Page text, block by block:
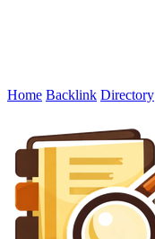
Home Backlink Directory